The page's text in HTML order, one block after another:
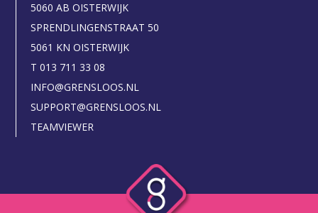
5060 AB OISTERWIJK
SPRENDLINGENSTRAAT 50
5061 KN OISTERWIJK
T 013 711 33 08
INFO@GRENSLOOS.NL
SUPPORT@GRENSLOOS.NL
TEAMVIEWER